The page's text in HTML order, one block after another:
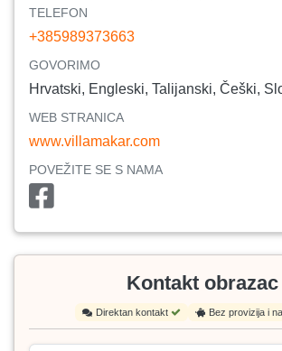
TELEFON
+385989373663
GOVORIMO
Hrvatski, Engleski, Talijanski, Češki,
WEB STRANICA
www.villamakar.com
POVEŽITE SE S NAMA
Kontakt obrazac
Direktan kontakt Bez provizija i